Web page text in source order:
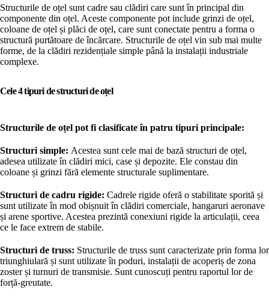
Structurile de oțel sunt cadre sau clădiri care sunt în principal din
componente din oțel. Aceste componente pot include grinzi de oțel,
coloane de oțel și plăci de oțel, care sunt conectate pentru a forma o
structură purtătoare de încărcare. Structurile de oțel vin sub mai multe
forme, de la clădiri rezidențiale simple până la instalații industriale
complexe.
Cele 4 tipuri de structuri de oțel
Structurile de oțel pot fi clasificate în patru tipuri principale:
Structuri simple: Acestea sunt cele mai de bază structuri de oțel,
adesea utilizate în clădiri mici, case și depozite. Ele constau din
coloane și grinzi fără elemente structurale suplimentare.
Structuri de cadru rigide: Cadrele rigide oferă o stabilitate sporită și
sunt utilizate în mod obișnuit în clădiri comerciale, hangaruri aeronave
și arene sportive. Acestea prezintă conexiuni rigide la articulații, ceea
ce le face extrem de stabile.
Structuri de truss: Structurile de truss sunt caracterizate prin forma lor
triunghiulară și sunt utilizate în poduri, instalații de acoperiș de zona
zoster și turnuri de transmisie. Sunt cunoscuți pentru raportul lor de
forță-greutate.